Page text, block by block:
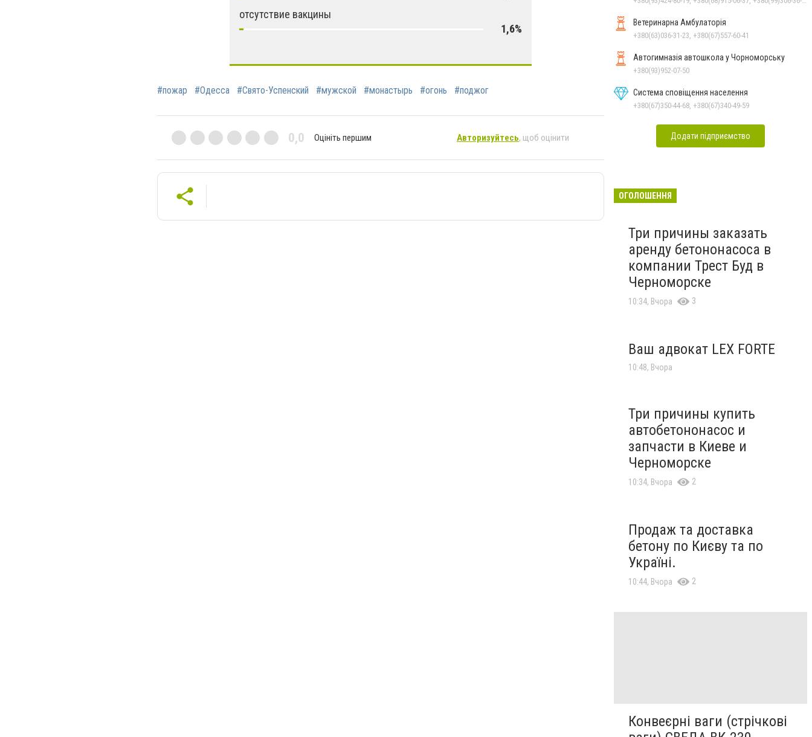
отсутствие вакцины
1,6%
#пожар #Одесса #Свято-Успенский #мужской #монастырь #огонь #поджог
0,0 Оцініть першим Авторизуйтесь, щоб оцінити
Ветеринарна Амбулаторія
+380(63)036-31-23, +380(67)557-60-41
Автогимназія автошкола у Чорноморську
+380(93)952-07-50
Система сповіщення населення
+380(67)350-44-68, +380(67)340-49-59
Додати підприємство
ОГОЛОШЕННЯ
Три причины заказать
аренду бетононасоса в
компании Трест Буд в
Черноморске
10:34, Вчора 3
Ваш адвокат LEX FORTE
10:48, Вчора
Три причины купить
автобетононасос и
запчасти в Киеве и
Черноморске
10:34, Вчора 2
Продаж та доставка
бетону по Києву та по
Україні.
10:44, Вчора 2
Конвеєрні ваги (стрічкові